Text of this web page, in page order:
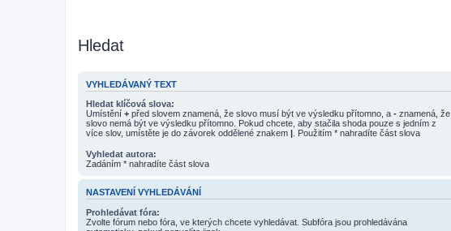
Hledat
VYHLEDÁVANÝ TEXT
Hledat klíčová slova:
Umístění + před slovem znamená, že slovo musí být ve výsledku přítomno, a - znamená, že
slovo nemá být ve výsledku přítomno. Pokud chcete, aby stačila shoda pouze s jedním z
více slov, umístěte je do závorek oddělené znakem | . Použitím * nahradíte část slova
Vyhledat autora:
Zadáním * nahradíte část slova
NASTAVENÍ VYHLEDÁVÁNÍ
Prohledávat fóra:
Zvolte fórum nebo fóra, ve kterých chcete vyhledávat. Subfóra jsou prohledávána